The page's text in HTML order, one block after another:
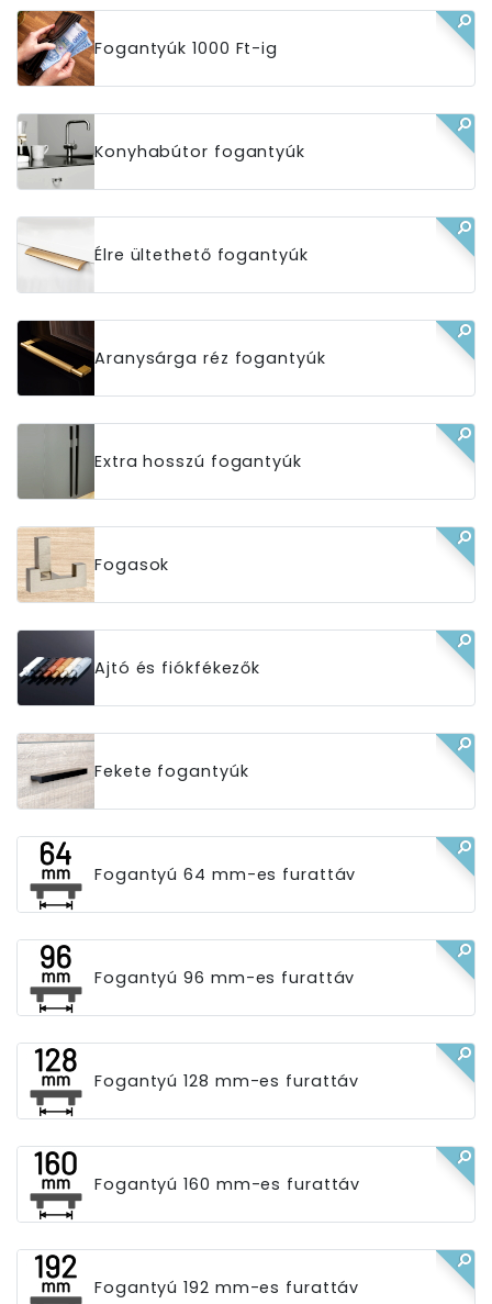
Fogantyúk 1000 Ft-ig
Konyhabútor fogantyúk
Élre ültethető fogantyúk
Aranysárga réz fogantyúk
Extra hosszú fogantyúk
Fogasok
Ajtó és fiókfékezők
Fekete fogantyúk
Fogantyú 64 mm-es furattáv
Fogantyú 96 mm-es furattáv
Fogantyú 128 mm-es furattáv
Fogantyú 160 mm-es furattáv
Fogantyú 192 mm-es furattáv